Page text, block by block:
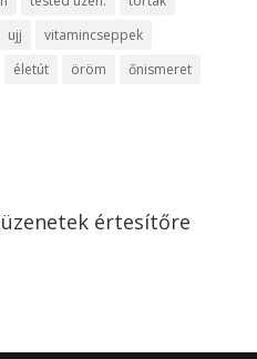
ujj
vitamincseppek
életút öröm őnismeret
értesítőre